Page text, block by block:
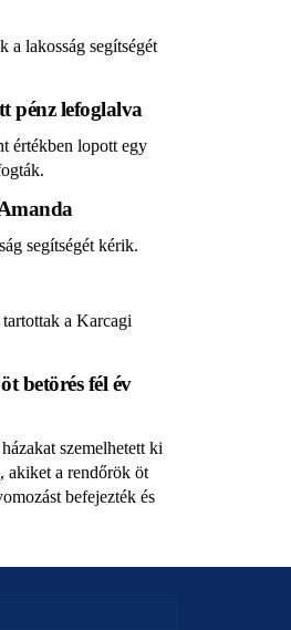
a lakosság segítségét
pénz lefoglalva
értékben lopott egy
segítségét kérik.
a Karcagi
betörés fél év
szemelhetett ki
akiket a rendőrök öt
befejezték és